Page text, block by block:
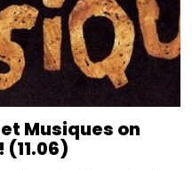
Musiques on